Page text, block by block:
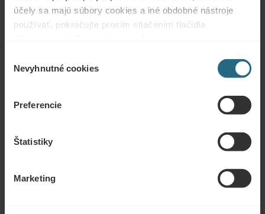
účely sa majú súbory cookies a iné obdobné nástroje
používať, pokračujte prosím stlačením tlačidla
súhlasu
Nevyhnutné cookies
Preferencie
Štatistiky
Marketing
nájdete tu.
Tu si môžete rezervovať naše najlepšie ponuky. Ak sa chcete zapojiť do
nášho vernostného programu a získať ďalšie zľavy, výhody alebo len chcete